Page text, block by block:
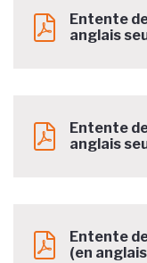
Entente
anglais
Entente
anglais
Entente
(en